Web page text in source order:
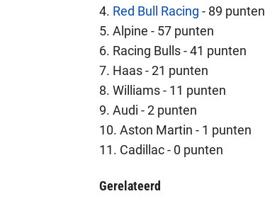
4. Red Bull Racing - 89 punten
5. Alpine - 57 punten
6. Racing Bulls - 41 punten
7. Haas - 21 punten
8. Williams - 11 punten
9. Audi - 2 punten
10. Aston Martin - 1 punten
11. Cadillac - 0 punten
Gerelateerd